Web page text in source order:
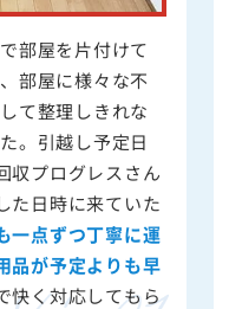
部屋を片付けて
部屋に様々な不
て整理しきれな
。引越し予定日
収プログレスさん
た日時に来ていた
一点ずつ丁寧に運
品が予定よりも早
快く対応してもら